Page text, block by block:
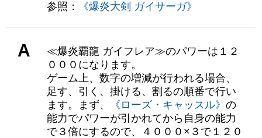
参照：
《爆炎大剣 ガイサーガ》
A
≪爆炎覇龍 ガイフレア≫のパワーは１２
０００になります。
ゲーム上、数字の増減が行われる場合、
足す、引く、掛ける、割るの順番で行い
ます。まず、
《ローズ・キャッスル》 の
能力でパワーが引かれてから自身の能力
で３倍にするので、４０００×３で１２０